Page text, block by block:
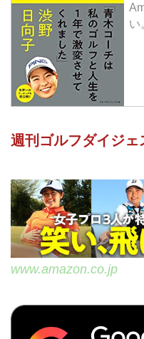
子
す
い
週刊ゴルフダイジ
www.amazon.co.jp